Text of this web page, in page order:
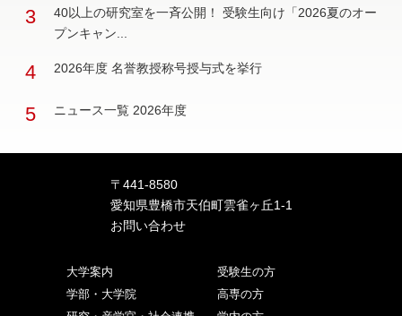
3
40以上の研究室を一斉公開！ 受験生向け「2026夏のオー
プンキャン...
4 2026年度 名誉教授称号授与式を挙行
5 ニュース一覧 2026年度
〒441-8580
愛知県豊橋市天伯町雲雀ヶ丘1-1
お問い合わせ
大学案内
学部・大学院
受験生の方
高専の方